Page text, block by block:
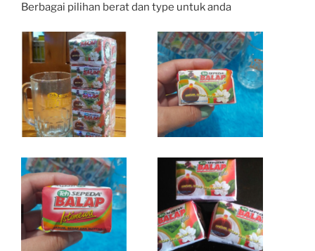
Berbagai pilihan berat dan type untuk anda